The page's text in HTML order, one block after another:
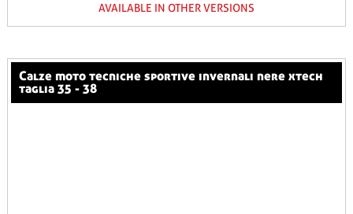
AVAILABLE IN OTHER VERSIONS
calze moto tecniche sportive invernali nere xtech
taglia 35 - 38